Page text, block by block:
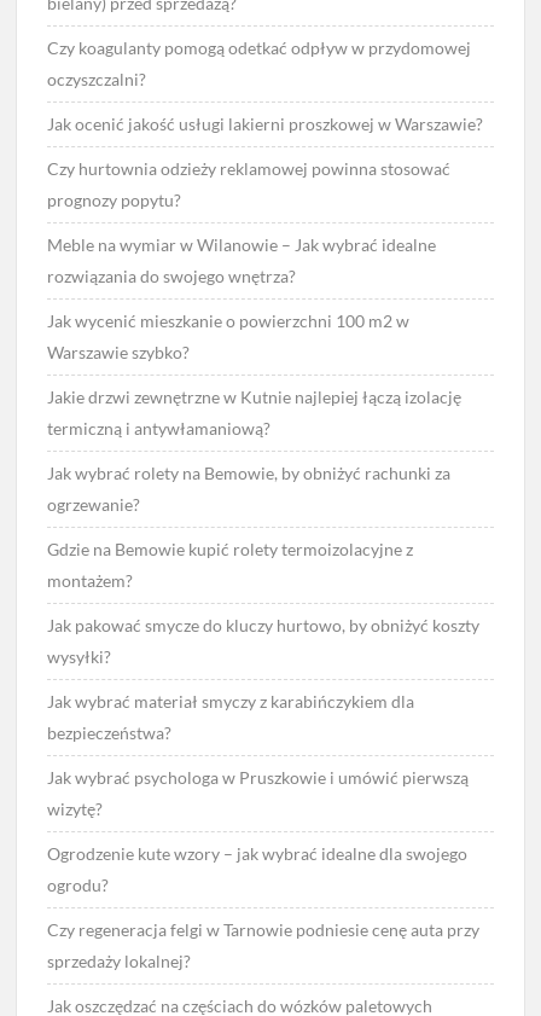
Czy koagulanty pomogą odetkać odpływ w przydomowej
oczyszczalni?
Jak ocenić jakość usługi lakierni proszkowej w Warszawie?
Czy hurtownia odzieży reklamowej powinna stosować
prognozy popytu?
Meble na wymiar w Wilanowie – Jak wybrać idealne
rozwiązania do swojego wnętrza?
Jak wycenić mieszkanie o powierzchni 100 m2 w
Warszawie szybko?
Jakie drzwi zewnętrzne w Kutnie najlepiej łączą izolację
termiczną i antywłamaniową?
Jak wybrać rolety na Bemowie, by obniżyć rachunki za
ogrzewanie?
Gdzie na Bemowie kupić rolety termoizolacyjne z
montażem?
Jak pakować smycze do kluczy hurtowo, by obniżyć koszty
wysyłki?
Jak wybrać materiał smyczy z karabińczykiem dla
bezpieczeństwa?
Jak wybrać psychologa w Pruszkowie i umówić pierwszą
wizytę?
Ogrodzenie kute wzory – jak wybrać idealne dla swojego
ogrodu?
Czy regeneracja felgi w Tarnowie podniesie cenę auta przy
sprzedaży lokalnej?
Jak oszczędzać na częściach do wózków paletowych